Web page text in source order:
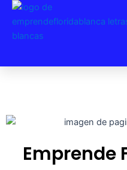
Emprende